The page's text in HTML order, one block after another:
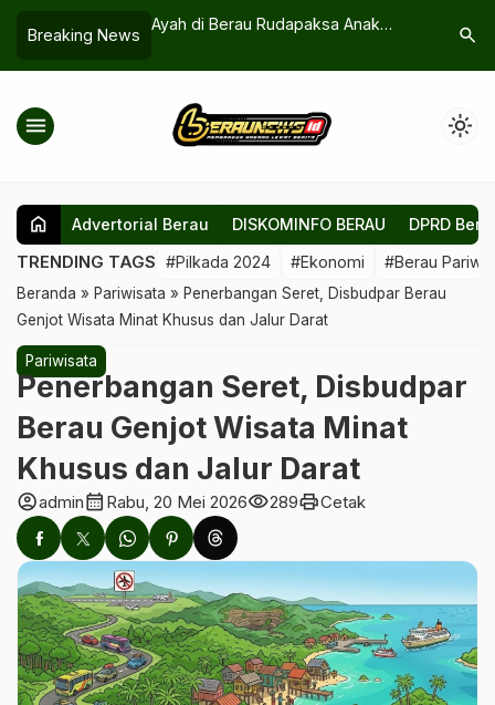
Breaking News
Ayah di Berau Rudapaksa Anak
“Cinta”
Indra
Timur
search
menu light_mode
home Advertorial Berau DISKOMINFO BERAU DPRD
TRENDING TAGS #Pilkada 2024 #Ekonomi #Berau
Beranda » Pariwisata » Penerbangan Seret, Disbudpar Berau
Genjot Wisata Minat Khusus dan Jalur Darat
Pariwisata
Penerbangan Seret, Disbudpar
Berau Genjot Wisata Minat
Khusus dan Jalur Darat
account_circleadmincalendar_month Rabu, 20 Mei 2026visibility289printCetak